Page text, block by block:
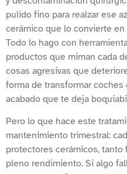
pulido fino para realzar ese
cerámico que lo convierte
Todo lo hago con
productos que miman cada
cosas agresivas que
forma de transformar
acabado que te deja
Pero lo que hace este
mantenimiento trimestral:
protectores cerámicos,
pleno rendimiento. Si algo